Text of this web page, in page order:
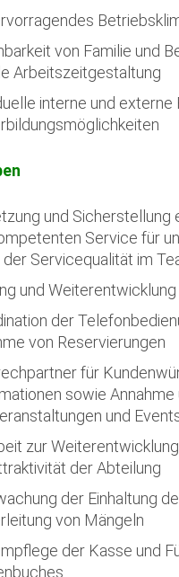
von Familie und
Arbeitszeitgestaltung
interne und externe
und Sicherstellung
Service für
der Servicequalität im
und
der
von Reservierungen
für
sowie
und
zur
der Abteilung
der Einhaltung
von Mängeln
der Kasse und